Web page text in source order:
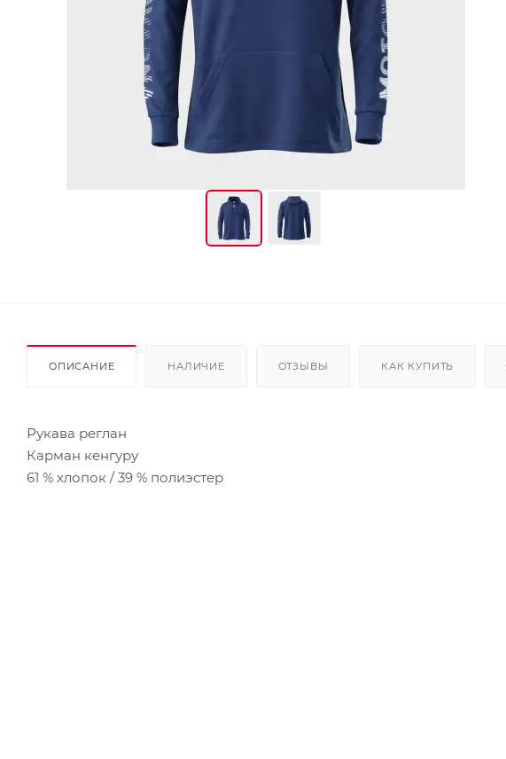
ОПИСАНИЕ НАЛИЧИЕ ОТЗЫВЫ КАК КУПИТЬ
Рукава реглан
Карман кенгуру
61 % хлопок / 39 % полиэстер